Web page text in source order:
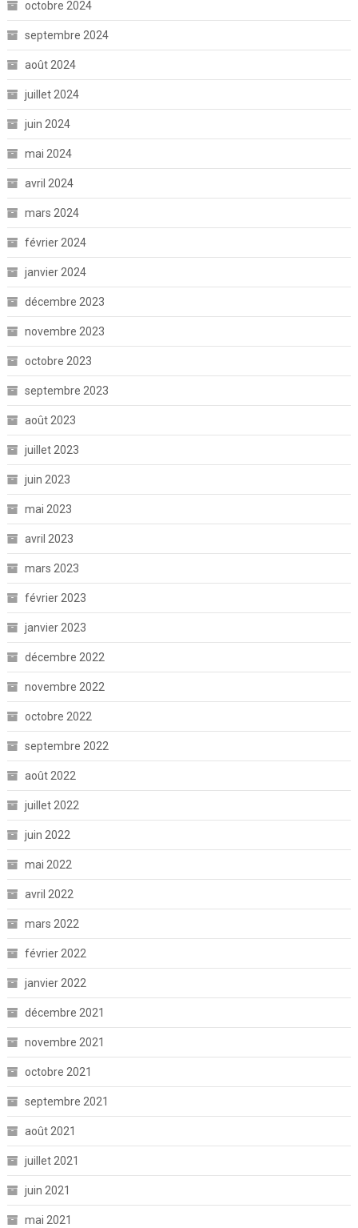
octobre 2024
septembre 2024
août 2024
juillet 2024
juin 2024
mai 2024
avril 2024
mars 2024
février 2024
janvier 2024
décembre 2023
novembre 2023
octobre 2023
septembre 2023
août 2023
juillet 2023
juin 2023
mai 2023
avril 2023
mars 2023
février 2023
janvier 2023
décembre 2022
novembre 2022
octobre 2022
septembre 2022
août 2022
juillet 2022
juin 2022
mai 2022
avril 2022
mars 2022
février 2022
janvier 2022
décembre 2021
novembre 2021
octobre 2021
septembre 2021
août 2021
juillet 2021
juin 2021
mai 2021